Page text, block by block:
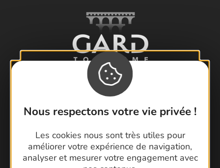
Nous respectons votre vie privée !
Les cookies nous sont très utiles pour
améliorer votre expérience de navigation,
analyser et mesurer votre engagement avec
Les Arènes de Nîmes
Escapade en Camargue
Randonnée en Cévennes